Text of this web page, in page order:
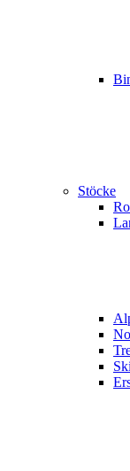
Stöcke